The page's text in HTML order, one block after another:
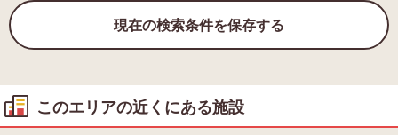
現在の検索条件を保存する
このエリアの近くにある施設